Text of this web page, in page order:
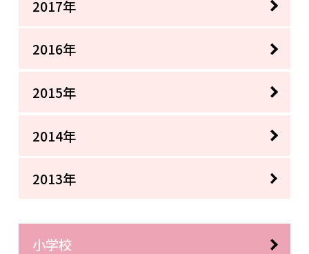
2017年
2016年
2015年
2014年
2013年
小学校